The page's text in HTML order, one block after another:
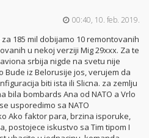
00:40, 10. feb. 2019.
185 mil dobijamo 10 remontovanih
u nekoj verziji Mig 29xxx. Za te
srbija nigde na svetu nije
Bude iz Belorusije jos, verujem da
biti ista ili Slicna. za zemlju
bila bombards Ana od NATO a Vrlo
usporedimo sa NATO
Ako faktor para, brzina isporuke,
postojece iskustvo sa Tim tipom I